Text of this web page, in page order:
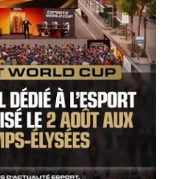
habitent encore aujourd’hui,
l’invisible à nulle autre pareille. Ils
posé au fondement de tous leurs
même à montrer, de